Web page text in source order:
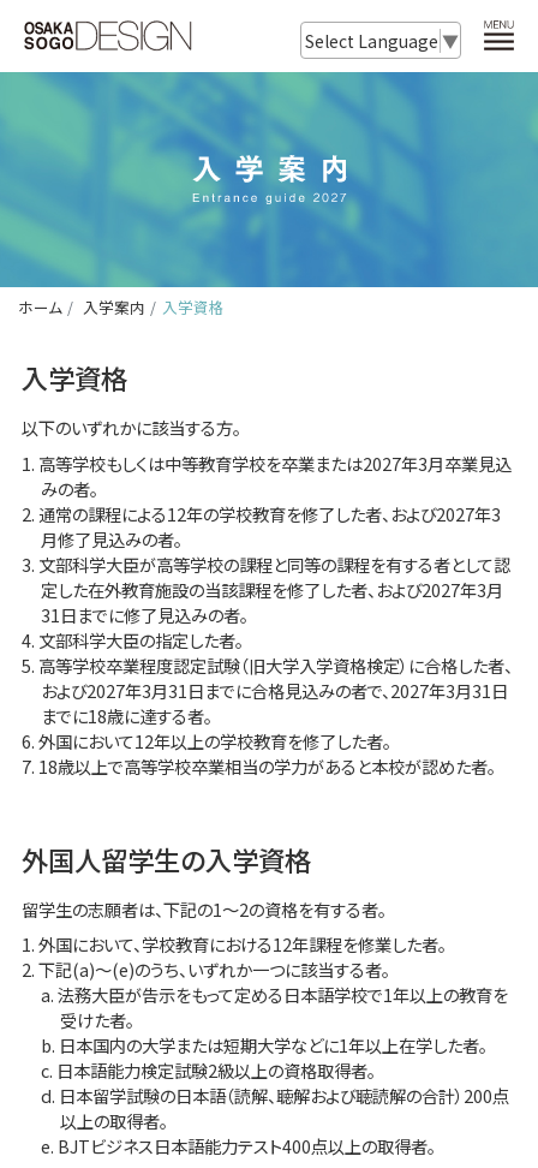
Select Language ▼
ホーム 入学案内 入学資格
入学資格
以下のいずれかに該当する方。
高等学校もしくは中等教育学校を卒業または2027年3月卒業見込
みの者。
通常の課程による12年の学校教育を修了した者、および2027年3
月修了見込みの者。
文部科学大臣が高等学校の課程と同等の課程を有する者として認
定した在外教育施設の当該課程を修了した者、および2027年3月
31日までに修了見込みの者。
文部科学大臣の指定した者。
高等学校卒業程度認定試験（旧大学入学資格検定）に合格した者、
および2027年3月31日までに合格見込みの者で、2027年3月31日
までに18歳に達する者。
外国において12年以上の学校教育を修了した者。
18歳以上で高等学校卒業相当の学力があると本校が認めた者。
外国人留学生の入学資格
留学生の志願者は、下記の1〜2の資格を有する者。
外国において、学校教育における12年課程を修業した者。
下記(a)～(e)のうち、いずれか一つに該当する者。
法務大臣が告示をもって定める日本語学校で1年以上の教育を
受けた者。
日本国内の大学または短期大学などに1年以上在学した者。
日本語能力検定試験2級以上の資格取得者。
日本留学試験の日本語（読解、聴解および聴読解の合計）200点
以上の取得者。
BJTビジネス日本語能力テスト400点以上の取得者。